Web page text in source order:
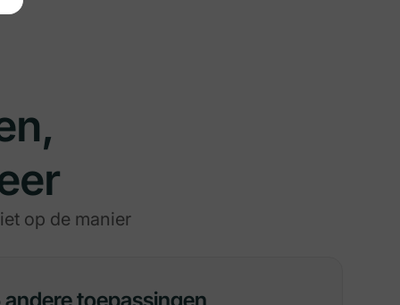
op de manier